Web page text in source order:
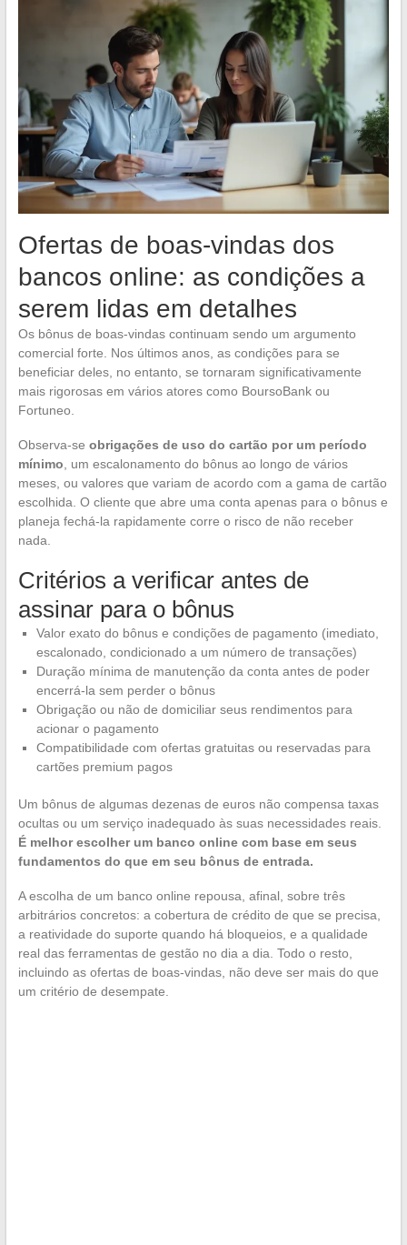
Ofertas de boas-vindas dos
bancos online: as condições a
serem lidas em detalhes
Os bônus de boas-vindas continuam sendo um argumento
comercial forte. Nos últimos anos, as condições para se
beneficiar deles, no entanto, se tornaram significativamente
mais rigorosas em vários atores como BoursoBank ou
Fortuneo.
Observa-se obrigações de uso do cartão por um período
mínimo , um escalonamento do bônus ao longo de vários
meses, ou valores que variam de acordo com a gama de cartão
escolhida. O cliente que abre uma conta apenas para o bônus e
planeja fechá-la rapidamente corre o risco de não receber
nada.
Critérios a verificar antes de
assinar para o bônus
Valor exato do bônus e condições de pagamento (imediato,
escalonado, condicionado a um número de transações)
Duração mínima de manutenção da conta antes de poder
encerrá-la sem perder o bônus
Obrigação ou não de domiciliar seus rendimentos para
acionar o pagamento
Compatibilidade com ofertas gratuitas ou reservadas para
cartões premium pagos
Um bônus de algumas dezenas de euros não compensa taxas
ocultas ou um serviço inadequado às suas necessidades reais.
É melhor escolher um banco online com base em seus
fundamentos do que em seu bônus de entrada.
A escolha de um banco online repousa, afinal, sobre três
arbitrários concretos: a cobertura de crédito de que se precisa,
a reatividade do suporte quando há bloqueios, e a qualidade
real das ferramentas de gestão no dia a dia. Todo o resto,
incluindo as ofertas de boas-vindas, não deve ser mais do que
um critério de desempate.